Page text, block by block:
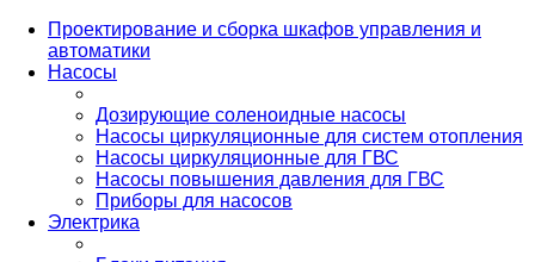
Проектирование и сборка шкафов управления и
автоматики
Насосы
Дозирующие соленоидные насосы
Насосы циркуляционные для систем отопления
Насосы циркуляционные для ГВС
Насосы повышения давления для ГВС
Приборы для насосов
Электрика